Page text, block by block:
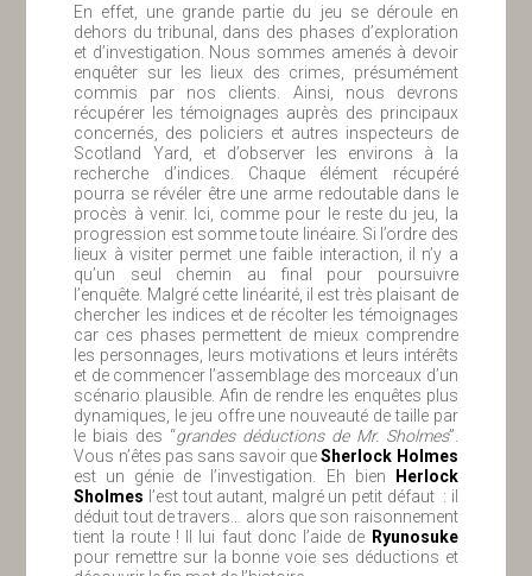
En effet, une grande partie du jeu se déroule en
dehors du tribunal, dans des phases d’exploration
et d’investigation. Nous sommes amenés à devoir
enquêter sur les lieux des crimes, présumément
commis par nos clients. Ainsi, nous devrons
récupérer les témoignages auprès des principaux
concernés, des policiers et autres inspecteurs de
Scotland Yard, et d’observer les environs à la
recherche d’indices. Chaque élément récupéré
pourra se révéler être une arme redoutable dans le
procès à venir. Ici, comme pour le reste du jeu, la
progression est somme toute linéaire. Si l’ordre des
lieux à visiter permet une faible interaction, il n’y a
qu’un seul chemin au final pour poursuivre
l’enquête. Malgré cette linéarité, il est très plaisant de
chercher les indices et de récolter les témoignages
car ces phases permettent de mieux comprendre
les personnages, leurs motivations et leurs intérêts
et de commencer l’assemblage des morceaux d’un
scénario plausible. Afin de rendre les enquêtes plus
dynamiques, le jeu offre une nouveauté de taille par
le biais des “grandes déductions de Mr. Sholmes”.
Vous n’êtes pas sans savoir queSherlock Holmes
est un génie de l’investigation. Eh bien
Herlock
Sholmes l’est tout autant, malgré un petit défaut : il
déduit tout de travers… alors que son raisonnement
tient la route ! Il lui faut donc l’aide de Ryunosuke
pour remettre sur la bonne voie ses déductions et